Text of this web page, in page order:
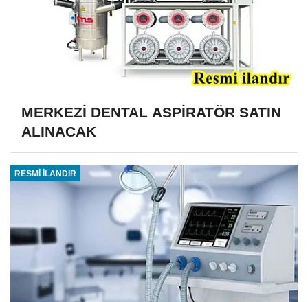
MERKEZİ DENTAL ASPİRATÖR SATIN
ALINACAK
RESMİ İLANDIR